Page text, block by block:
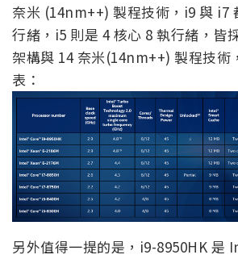
奈米 (14nm++) 製程技術，i9 與 i7
行緒，i5 則是 4 核心 8 執行緒，皆
架構與 14 奈米(14nm++) 製程技術
表：
另外值得一提的是，i9-8950HK 是